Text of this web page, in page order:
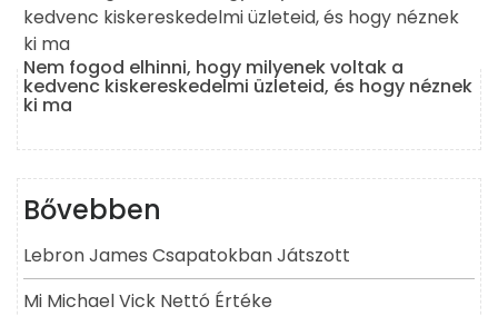
Nem fogod elhinni, hogy milyenek voltak a
kedvenc kiskereskedelmi üzleteid, és hogy néznek
ki ma
Bővebben
Lebron James Csapatokban Játszott
Mi Michael Vick Nettó Értéke